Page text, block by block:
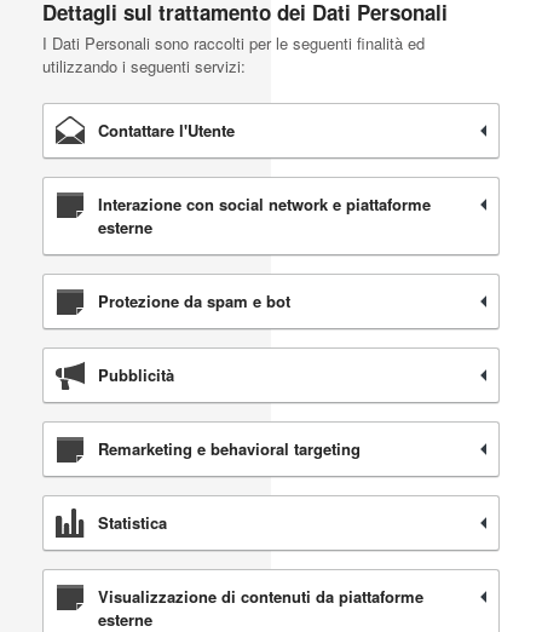
Dettagli sul trattamento dei Dati Personali
I Dati Personali sono raccolti per le seguenti finalità ed
utilizzando i seguenti servizi:
Contattare l'Utente
Interazione con social network e piattaforme
esterne
Protezione da spam e bot
Pubblicità
Remarketing e behavioral targeting
Statistica
Visualizzazione di contenuti da piattaforme
esterne